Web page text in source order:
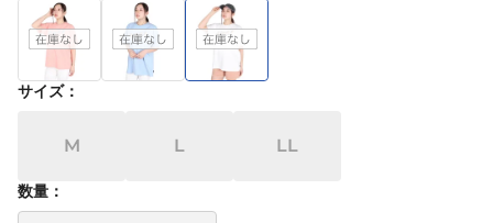
サイズ：
M L LL
数量：